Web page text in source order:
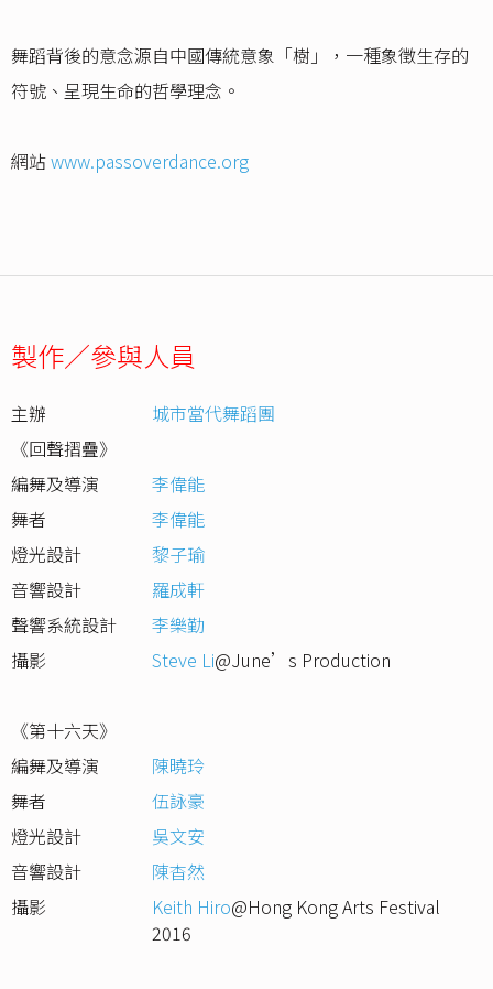
舞蹈背後的意念源自中國傳統意象「樹」，一種象徵生存的
符號、呈現生命的哲學理念。
網站www.passoverdance.org
製作／參與人員
主辦
城市當代舞蹈團
《回聲摺疊》
編舞及導演
李偉能
舞者
李偉能
燈光設計
黎子瑜
音響設計
羅成軒
聲響系統設計
李樂勤
攝影
Steve Li@June’s Production
《第十六天》
編舞及導演
陳曉玲
舞者
伍詠豪
燈光設計
吳文安
音響設計
陳杳然
攝影
Keith Hiro@Hong Kong Arts Festival
2016